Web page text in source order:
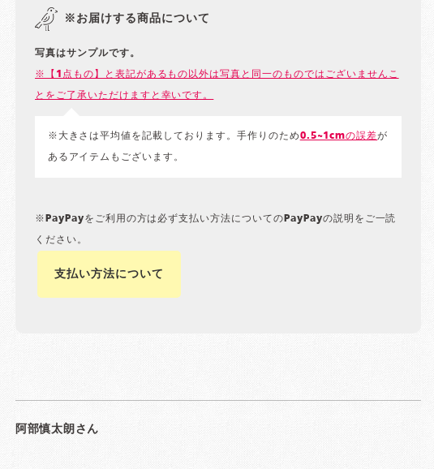
※お届けする商品について
写真はサンプルです。
※【1点もの】と表記があるもの以外は写真と同一のものではございませんこ
とをご了承いただけますと幸いです。
※大きさは平均値を記載しております。手作りのため0.5~1cmの誤差が
あるアイテムもございます。
※PayPayをご利用の方は必ず支払い方法についてのPayPayの説明をご一読
ください。
支払い方法について